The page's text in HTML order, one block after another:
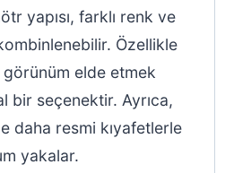
yapısı, farklı renk ve
Özellikle
elde etmek
bir seçenektir. Ayrıca,
daha resmi kıyafetlerle
yakalar.